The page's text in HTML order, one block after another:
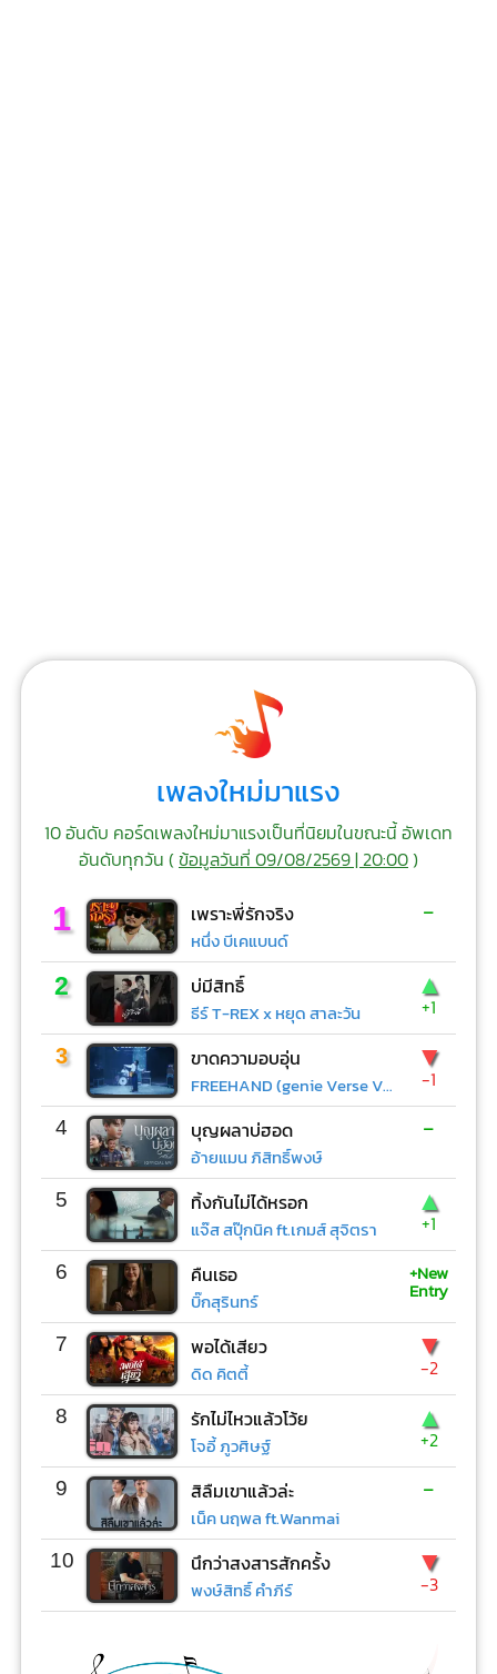
เพลงใหม่มาแรง
10 อันดับ คอร์ดเพลงใหม่มาแรงเป็นที่นิยมในขณะนี้ อัพเดท
อันดับทุกวัน (ข้อมูลวันที่ 09/08/2569 | 20:00)
1 เพราะพี่รักจริง
หนึ่ง บีเคแบนด์
-
2 บ่มีสิทธิ์
ธีร์ T-REX x หยุด สาละวัน
▲
+1
3 ขาดความอบอุ่น
FREEHAND (genie Verse Vol.1)
▼
-1
4 บุญผลาบ่ฮอด
อ้ายแมน ภิสิทธิ์พงษ์
-
5 ทิ้งกันไม่ได้หรอก
แจ๊ส สปุ๊กนิค ft.เกมส์ สุจิตรา
▲
+1
6 คืนเธอ
บิ๊กสุรินทร์
+New
Entry
7 พอได้เสียว
ดิด คิตตี้
▼
-2
8 รักไม่ไหวแล้วโว้ย
โจอี้ ภูวศิษฐ์
▲
+2
9 สิลืมเขาแล้วล่ะ
เน็ค นฤพล ft.Wanmai
-
10 นึกว่าสงสารสักครั้ง
พงษ์สิทธิ์ คำภีร์
▼
-3